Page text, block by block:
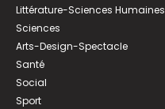
Littérature-Sciences Humaines
Sciences
Arts-Design-Spectacle
Santé
Social
Sport